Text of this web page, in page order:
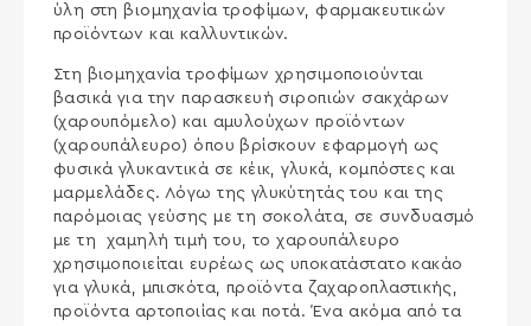
ύλη στη βιομηχανία τροφίμων, φαρμακευτικών
προϊόντων και καλλυντικών.
Στη βιομηχανία τροφίμων χρησιμοποιούνται
βασικά για την παρασκευή σιροπιών σακχάρων
(χαρουπόμελο) και αμυλούχων προϊόντων
(χαρουπάλευρο) όπου βρίσκουν εφαρμογή ως
φυσικά γλυκαντικά σε κέικ, γλυκά, κομπόστες και
μαρμελάδες. Λόγω της γλυκύτητάς του και της
παρόμοιας γεύσης με τη σοκολάτα, σε συνδυασμό
με τη χαμηλή τιμή του, το χαρουπάλευρο
χρησιμοποιείται ευρέως ως υποκατάστατο κακάο
για γλυκά, μπισκότα, προϊόντα ζαχαροπλαστικής,
προϊόντα αρτοποιίας και ποτά. Ένα ακόμα από τα